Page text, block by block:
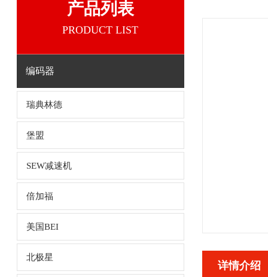
产品列表
PRODUCT LIST
编码器
瑞典林德
堡盟
SEW减速机
倍加福
美国BEI
北极星
详情介绍